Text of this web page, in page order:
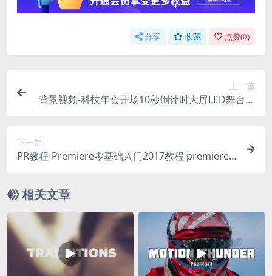
分享 收藏 点赞(0)
上一篇
背景视频-科技年会开场10秒倒计时大屏LED舞台背
下一篇
PR教程-Premiere零基础入门2017教程 premiere
相关文章